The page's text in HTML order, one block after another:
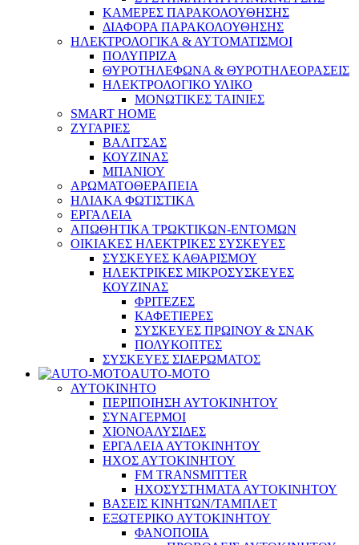
ΚΑΜΕΡΕΣ ΠΑΡΑΚΟΛΟΥΘΗΣΗΣ
ΔΙΑΦΟΡΑ ΠΑΡΑΚΟΛΟΥΘΗΣΗΣ
ΗΛΕΚΤΡΟΛΟΓΙΚΑ & ΑΥΤΟΜΑΤΙΣΜΟΙ
ΠΟΛΥΠΡΙΖΑ
ΘΥΡΟΤΗΛΕΦΩΝΑ & ΘΥΡΟΤΗΛΕΟΡΑΣΕΙΣ
ΗΛΕΚΤΡΟΛΟΓΙΚΟ ΥΛΙΚΟ
ΜΟΝΩΤΙΚΕΣ ΤΑΙΝΙΕΣ
SMART HOME
ΖΥΓΑΡΙΕΣ
ΒΑΛΙΤΣΑΣ
ΚΟΥΖΙΝΑΣ
ΜΠΑΝΙΟΥ
ΑΡΩΜΑΤΟΘΕΡΑΠΕΙΑ
ΗΛΙΑΚΑ ΦΩΤΙΣΤΙΚΑ
ΕΡΓΑΛΕΙΑ
ΑΠΩΘΗΤΙΚΑ ΤΡΩΚΤΙΚΩΝ-ΕΝΤΟΜΩΝ
ΟΙΚΙΑΚΕΣ ΗΛΕΚΤΡΙΚΕΣ ΣΥΣΚΕΥΕΣ
ΣΥΣΚΕΥΕΣ ΚΑΘΑΡΙΣΜΟΥ
ΗΛΕΚΤΡΙΚΕΣ ΜΙΚΡΟΣΥΣΚΕΥΕΣ
ΚΟΥΖΙΝΑΣ
ΦΡΙΤΕΖΕΣ
ΚΑΦΕΤΙΕΡΕΣ
ΣΥΣΚΕΥΕΣ ΠΡΩΙΝΟΥ & ΣΝΑΚ
ΠΟΛΥΚΟΠΤΕΣ
ΣΥΣΚΕΥΕΣ ΣΙΔΕΡΩΜΑΤΟΣ
AUTO-MOTO
ΑΥΤΟΚΙΝΗΤΟ
ΠΕΡΙΠΟΙΗΣΗ ΑΥΤΟΚΙΝΗΤΟΥ
ΣΥΝΑΓΕΡΜΟΙ
ΧΙΟΝΟΑΛΥΣΙΔΕΣ
ΕΡΓΑΛΕΙΑ ΑΥΤΟΚΙΝΗΤΟΥ
ΗΧΟΣ ΑΥΤΟΚΙΝΗΤΟΥ
FM TRANSMITTER
ΗΧΟΣΥΣΤΗΜΑΤΑ ΑΥΤΟΚΙΝΗΤΟΥ
ΒΑΣΕΙΣ ΚΙΝΗΤΩΝ/ΤΑΜΠΛΕΤ
ΕΞΩΤΕΡΙΚΟ ΑΥΤΟΚΙΝΗΤΟΥ
ΦΑΝΟΠΟΙΙΑ